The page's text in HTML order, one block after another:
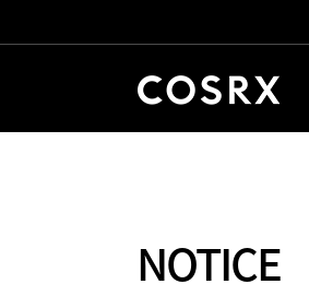
NOTICE